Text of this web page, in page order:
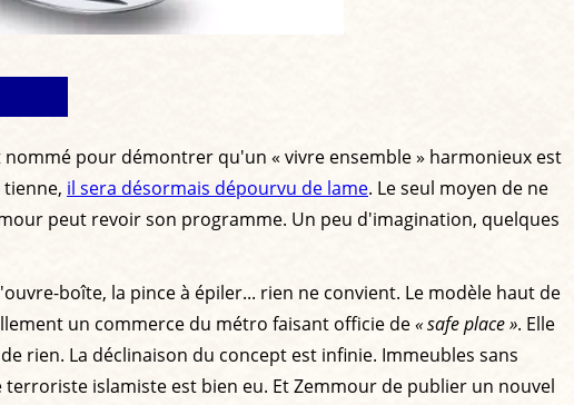
pour démontrer qu'un « vivre ensemble » harmonieux est
il sera désormais dépourvu de lame. Le seul moyen de ne
peut revoir son programme. Un peu d'imagination, quelques
boîte, la pince à épiler... rien ne convient. Le modèle haut de
un commerce du métro faisant officie de« safe place ». Elle
rien. La déclinaison du concept est infinie. Immeubles sans
islamiste est bien eu. Et Zemmour de publier un nouvel